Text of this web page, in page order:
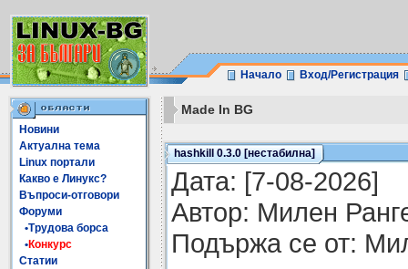
Начало Вход/Регистрация
Новини
Актуална тема
Linux портали
Какво е Линукс?
Въпроси-отговори
Форуми
•Трудова борса
•Конкурс
Статии
Made In BG
hashkill 0.3.0 [нестабилна]
Датa: [7-08-2026]
Автор: Милен
Подържа се от: